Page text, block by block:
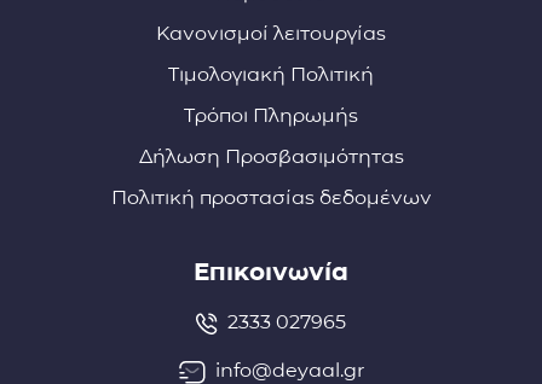
Κανονισμοί λειτουργίας
Τιμολογιακή Πολιτική
Τρόποι Πληρωμής
Δήλωση Προσβασιμότητας
Πολιτική προστασίας δεδομένων
Επικοινωνία
2333 027965
info@deyaal.gr